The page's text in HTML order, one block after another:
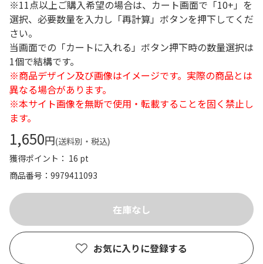
※11点以上ご購入希望の場合は、カート画面で「10+」を
選択、必要数量を入力し「再計算」ボタンを押下してくだ
さい。
当画面での「カートに入れる」ボタン押下時の数量選択は
1個で結構です。
※商品デザイン及び画像はイメージです。実際の商品とは
異なる場合があります。
※本サイト画像を無断で使用・転載することを固く禁止し
ます。
1,650円(送料別・税込)
獲得ポイント： 16 pt
商品番号
9979411093
お気に入りに登録する